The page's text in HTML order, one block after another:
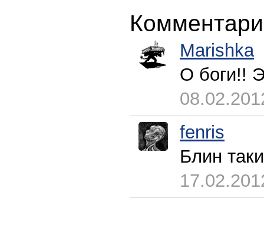
Marishka
О боги!!
fenris
Блин